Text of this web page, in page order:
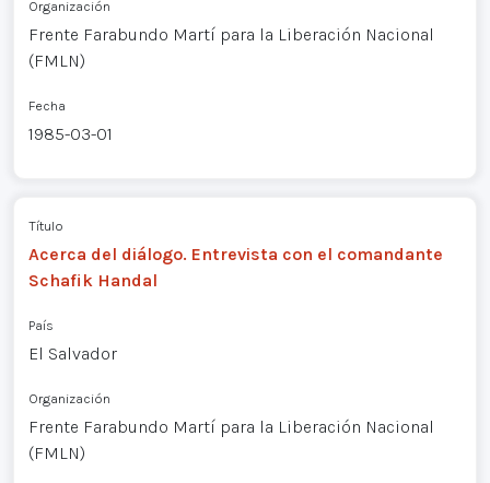
Organización
Frente Farabundo Martí para la Liberación Nacional
(FMLN)
Fecha
1985-03-01
Título
Acerca del diálogo. Entrevista con el comandante
Schafik Handal
País
El Salvador
Organización
Frente Farabundo Martí para la Liberación Nacional
(FMLN)